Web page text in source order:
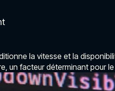
la vitesse et la
un facteur déterminant